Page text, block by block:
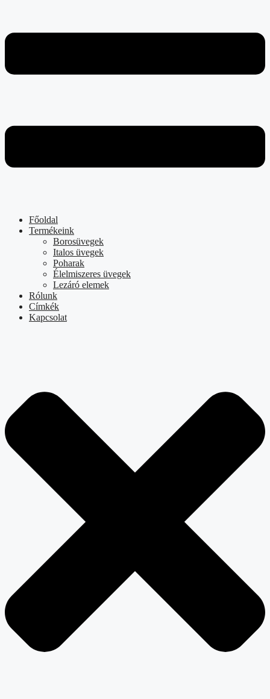
Főoldal
Termékeink
Borosüvegek
Italos üvegek
Poharak
Élelmiszeres üvegek
Lezáró elemek
Rólunk
Címkék
Kapcsolat